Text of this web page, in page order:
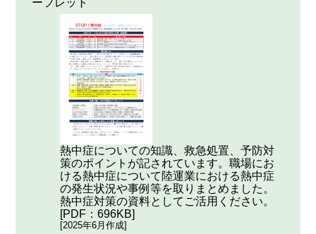
ーフレット
熱中症についての知識、救急処置、予防対
策のポイントが記されています。職場にお
ける熱中症について陸運業における熱中症
の発生状況や事例等を取りまとめました。
熱中症対策の資料としてご活用ください。
[PDF：696KB]
[2025年6月作成]